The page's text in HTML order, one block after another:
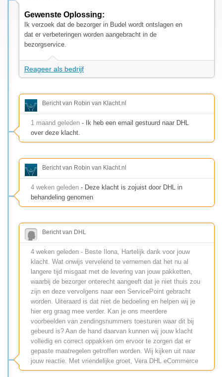
Gewenste Oplossing:
Ik verzoek dat de bezorger in Budel wordt ontslagen en
dat er verbeteringen worden aangebracht in de
bezorgservice.
Reageer als bedrijf
Bericht van Robin van Klacht.nl
1 maand geleden - Ik heb een email gestuurd naar DHL
over deze klacht.
Bericht van Robin van Klacht.nl
4 weken geleden - Deze klacht is zojuist door DHL in
behandeling genomen
Bericht van DHL
4 weken geleden - Beste Ilona, Hartelijk dank voor jouw
klacht. Wat onwijs vervelend te vernemen dat het nu al
langere tijd misgaat met de levering van jouw pakketten,
waarbij de bezorger onterecht aangeeft dat je niet thuis zou
zijn en deze vervolgens naar een ServicePoint gebracht
worden. Uiteraard is dat niet de bedoeling en helpen wij je
hier erg graag mee verder. Kan je ons meerdere
voorbeelden van zendingsnummers toesturen waar dit bij
gebeurd is? Aan de hand daarvan kunnen wij jouw klacht
volledig en correct oppakken om ervoor te zorgen dat er
gepaste maatregelen getroffen worden. Wij kijken uit naar
jouw reactie. Met vriendelijke groet, Vera DHL eCommerce